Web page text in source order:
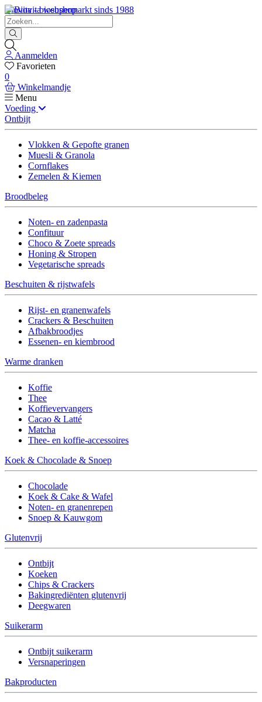
Biovita - biosupermarkt sinds 1988
Aanmelden
Favorieten
0
Winkelmandje
Menu
Voeding
Ontbijt
Vlokken & Gepofte granen
Muesli & Granola
Cornflakes
Zemelen & Kiemen
Broodbeleg
Noten- en zadenpasta
Confituur
Choco & Zoete spreads
Honing & Stropen
Vegetarische spreads
Beschuiten & rijstwafels
Rijst- en granenwafels
Crackers & Beschuiten
Afbakbroodjes
Essenen- en kiembrood
Warme dranken
Koffie
Thee
Koffievervangers
Cacao & Latté
Matcha
Thee- en koffie-accessoires
Koek & Chocolade & Snoep
Chocolade
Koek & Cake & Wafel
Noten- en granenrepen
Snoep & Kauwgom
Glutenvrij
Ontbijt
Koeken
Chips & Crackers
Bakingrediënten glutenvrij
Deegwaren
Suikerarm
Ontbijt suikerarm
Versnaperingen
Bakproducten